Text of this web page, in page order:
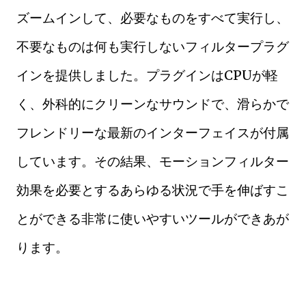
ズームインして、必要なものをすべて実行し、
不要なものは何も実行しないフィルタープラグ
インを提供しました。プラグインはCPUが軽
く、外科的にクリーンなサウンドで、滑らかで
フレンドリーな最新のインターフェイスが付属
しています。その結果、モーションフィルター
効果を必要とするあらゆる状況で手を伸ばすこ
とができる非常に使いやすいツールができあが
ります。